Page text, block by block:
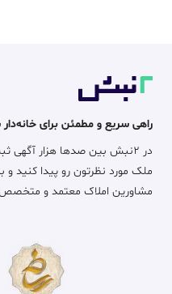
راهی سریع و مطمئن برای
در ۲نبش بین صدها هزار
ملک مورد نظرتون رو پیدا کنید و
مشاورین املاک معتمد و متخصص